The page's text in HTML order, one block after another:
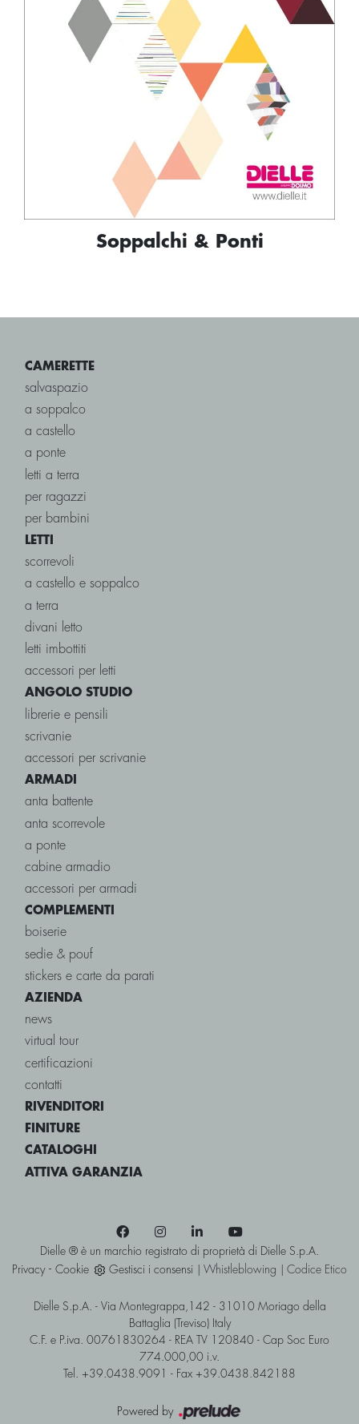
Soppalchi & Ponti
CAMERETTE
salvaspazio
a soppalco
a castello
a ponte
letti a terra
per ragazzi
per bambini
LETTI
scorrevoli
a castello e soppalco
a terra
divani letto
letti imbottiti
accessori per letti
ANGOLO STUDIO
librerie e pensili
scrivanie
accessori per scrivanie
ARMADI
anta battente
anta scorrevole
a ponte
cabine armadio
accessori per armadi
COMPLEMENTI
boiserie
sedie & pouf
stickers e carte da parati
AZIENDA
news
virtual tour
certificazioni
contatti
RIVENDITORI
FINITURE
CATALOGHI
ATTIVA GARANZIA
Dielle ® è un marchio registrato di proprietà di Dielle S.p.A.
Privacy- Cookie Gestisci i consensi Whistleblowing Codice Etico
Dielle S.p.A. - Via Montegrappa,142 - 31010 Moriago della
Battaglia (Treviso) Italy
C.F. e P.iva. 00761830264 - REA TV 120840 - Cap Soc Euro
774.000,00 i.v.
Tel. +39.0438.9091 - Fax +39.0438.842188
Powered by